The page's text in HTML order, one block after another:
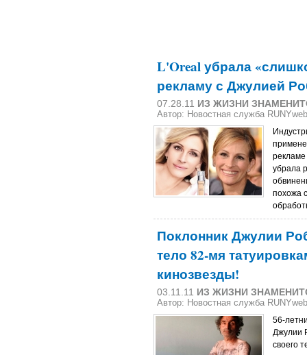
L'Oreal убрала
рекламу с Джулией
07.28.11 ИЗ ЖИЗНИ
Автор: Новостная служба RUNYweb
убрала
похожа
Поклонник Джулии
тело 82-мя
кинозвезды!
03.11.11 ИЗ ЖИЗНИ
Автор: Новостная служба RUNYweb
56-
Джулии
своего